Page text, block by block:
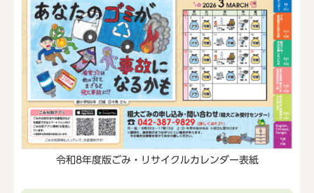
令和8年度版ごみ・リサイクルカレンダー表紙